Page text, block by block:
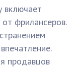
включает
от фрилансеров.
продавцов